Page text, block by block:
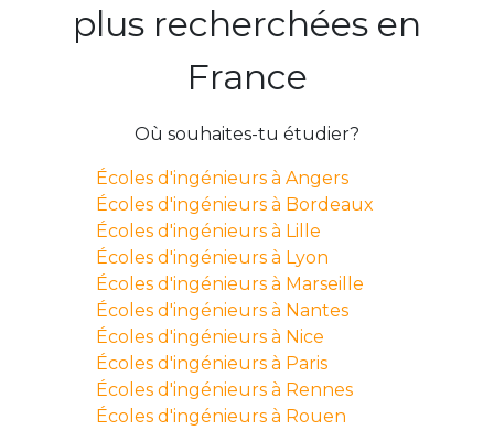
plus recherchées en
France
Où souhaites-tu étudier?
Écoles d'ingénieurs à Angers
Écoles d'ingénieurs à Bordeaux
Écoles d'ingénieurs à Lille
Écoles d'ingénieurs à Lyon
Écoles d'ingénieurs à Marseille
Écoles d'ingénieurs à Nantes
Écoles d'ingénieurs à Nice
Écoles d'ingénieurs à Paris
Écoles d'ingénieurs à Rennes
Écoles d'ingénieurs à Rouen